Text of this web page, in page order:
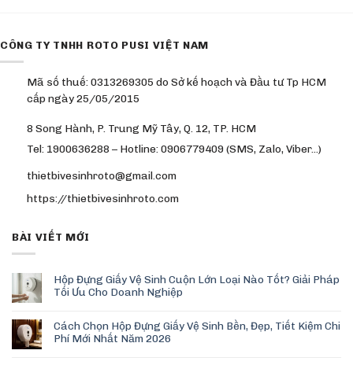
CÔNG TY TNHH ROTO PUSI VIỆT NAM
Mã số thuế: 0313269305 do Sở kế hoạch và Đầu tư Tp HCM
cấp ngày 25/05/2015
8 Song Hành, P. Trung Mỹ Tây, Q. 12, TP. HCM
Tel: 1900636288 – Hotline: 0906779409 (SMS, Zalo, Viber…)
thietbivesinhroto@gmail.com
https://thietbivesinhroto.com
BÀI VIẾT MỚI
Hộp Đựng Giấy Vệ Sinh Cuộn Lớn Loại Nào Tốt? Giải Pháp
Tối Ưu Cho Doanh Nghiệp
Cách Chọn Hộp Đựng Giấy Vệ Sinh Bền, Đẹp, Tiết Kiệm Chi
Phí Mới Nhất Năm 2026